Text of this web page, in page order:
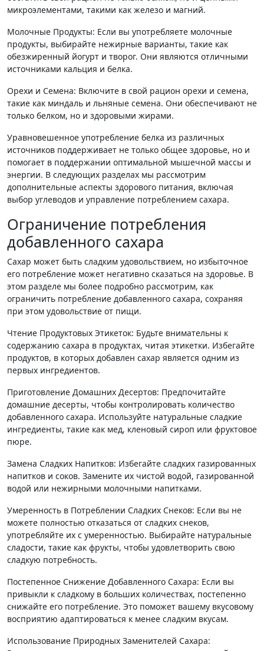
микроэлементами, такими как железо и магний.
Молочные Продукты: Если вы употребляете молочные
продукты, выбирайте нежирные варианты, такие как
обезжиренный йогурт и творог. Они являются отличными
источниками кальция и белка.
Орехи и Семена: Включите в свой рацион орехи и семена,
такие как миндаль и льняные семена. Они обеспечивают не
только белком, но и здоровыми жирами.
Уравновешенное употребление белка из различных
источников поддерживает не только общее здоровье, но и
помогает в поддержании оптимальной мышечной массы и
энергии. В следующих разделах мы рассмотрим
дополнительные аспекты здорового питания, включая
выбор углеводов и управление потреблением сахара.
Ограничение потребления
добавленного сахара
Сахар может быть сладким удовольствием, но избыточное
его потребление может негативно сказаться на здоровье. В
этом разделе мы более подробно рассмотрим, как
ограничить потребление добавленного сахара, сохраняя
при этом удовольствие от пищи.
Чтение Продуктовых Этикеток: Будьте внимательны к
содержанию сахара в продуктах, читая этикетки. Избегайте
продуктов, в которых добавлен сахар является одним из
первых ингредиентов.
Приготовление Домашних Десертов: Предпочитайте
домашние десерты, чтобы контролировать количество
добавленного сахара. Используйте натуральные сладкие
ингредиенты, такие как мед, кленовый сироп или фруктовое
пюре.
Замена Сладких Напитков: Избегайте сладких газированных
напитков и соков. Замените их чистой водой, газированной
водой или нежирными молочными напитками.
Умеренность в Потреблении Сладких Снеков: Если вы не
можете полностью отказаться от сладких снеков,
употребляйте их с умеренностью. Выбирайте натуральные
сладости, такие как фрукты, чтобы удовлетворить свою
сладкую потребность.
Постепенное Снижение Добавленного Сахара: Если вы
привыкли к сладкому в больших количествах, постепенно
снижайте его потребление. Это поможет вашему вкусовому
восприятию адаптироваться к менее сладким вкусам.
Использование Природных Заменителей Сахара: